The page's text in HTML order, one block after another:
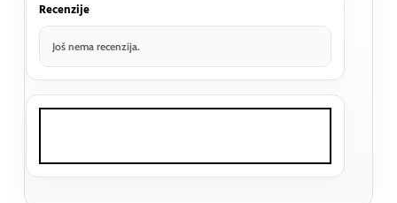
Recenzije
Još nema recenzija.